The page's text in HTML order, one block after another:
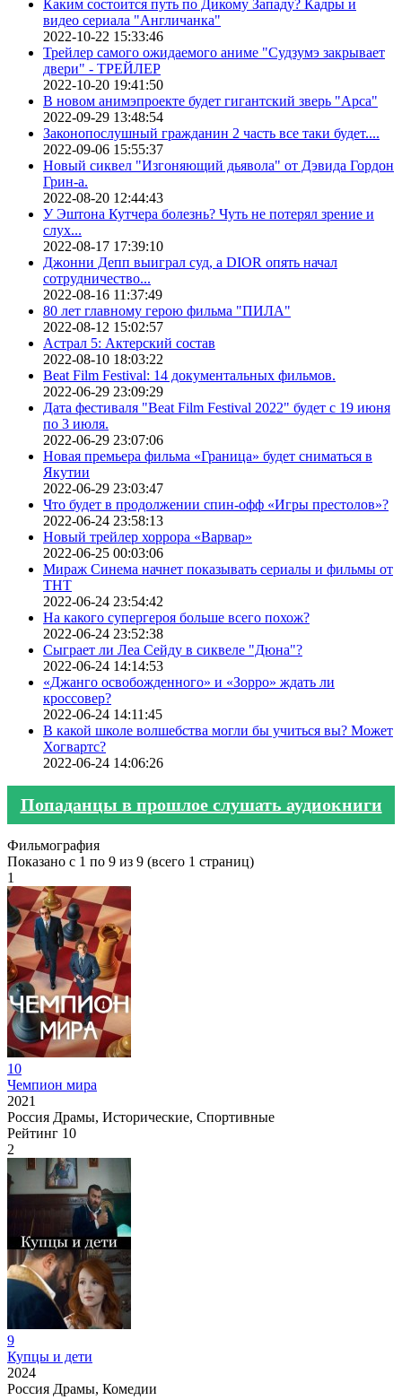
Каким состоится путь по Дикому Западу? Кадры и
видео сериала "Англичанка"
2022-10-22 15:33:46
Трейлер самого ожидаемого аниме "Судзумэ закрывает
двери" - ТРЕЙЛЕР
2022-10-20 19:41:50
В новом анимэпроекте будет гигантский зверь "Арса"
2022-09-29 13:48:54
Законопослушный гражданин 2 часть все таки будет....
2022-09-06 15:55:37
Новый сиквел "Изгоняющий дьявола" от Дэвида Гордон
Грин-а.
2022-08-20 12:44:43
У Эштона Кутчера болезнь? Чуть не потерял зрение и
слух...
2022-08-17 17:39:10
Джонни Депп выиграл суд, а DIOR опять начал
сотрудничество...
2022-08-16 11:37:49
80 лет главному герою фильма "ПИЛА"
2022-08-12 15:02:57
Астрал 5: Актерский состав
2022-08-10 18:03:22
Beat Film Festival: 14 документальных фильмов.
2022-06-29 23:09:29
Дата фестиваля "Beat Film Festival 2022" будет с 19 июня
по 3 июля.
2022-06-29 23:07:06
Новая премьера фильма «Граница» будет сниматься в
Якутии
2022-06-29 23:03:47
Что будет в продолжении спин-офф «Игры престолов»?
2022-06-24 23:58:13
Новый трейлер хоррора «Варвар»
2022-06-25 00:03:06
Мираж Синема начнет показывать сериалы и фильмы от
ТНТ
2022-06-24 23:54:42
На какого супергероя больше всего похож?
2022-06-24 23:52:38
Сыграет ли Леа Сейду в сиквеле "Дюна"?
2022-06-24 14:14:53
«Джанго освобожденного» и «Зорро» ждать ли
кроссовер?
2022-06-24 14:11:45
В какой школе волшебства могли бы учиться вы? Может
Хогвартс?
2022-06-24 14:06:26
Попаданцы в прошлое слушать аудиокниги
Фильмография
Показано с 1 по 9 из 9 (всего 1 страниц)
1
10
Чемпион мира
2021
Россия Драмы, Исторические, Спортивные
Рейтинг 10
2
9
Купцы и дети
2024
Россия Драмы, Комедии